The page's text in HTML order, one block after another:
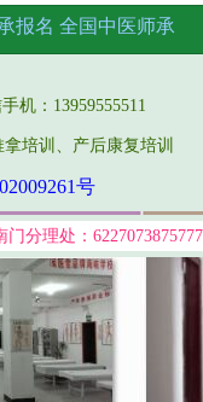
机：13959555511
培训、产后康复培训
号
分理处：
报名 全国中医师承